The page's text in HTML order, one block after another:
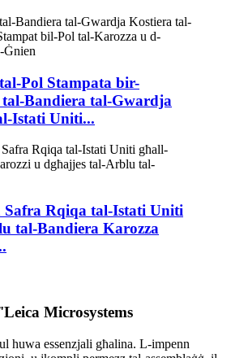
Pol Stampata bir-
Bandiera tal-Gwardja
Istati Uniti...
Safra Rqiqa tal-Istati Uniti
tal-Bandiera Karozza
Microsystems
huwa essenzjali għalina. L-impenn